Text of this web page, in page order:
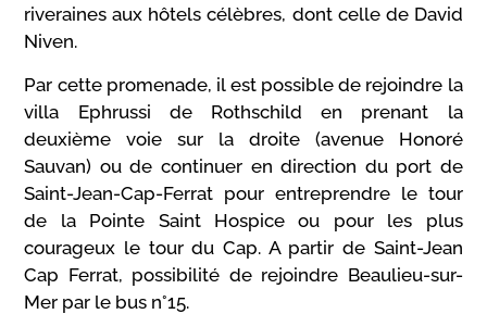
riveraines aux hôtels célèbres, dont celle de David
Niven.
Par cette promenade, il est possible de rejoindre la
villa Ephrussi de Rothschild en prenant la
deuxième voie sur la droite (avenue Honoré
Sauvan) ou de continuer en direction du port de
Saint-Jean-Cap-Ferrat pour entreprendre le tour
de la Pointe Saint Hospice ou pour les plus
courageux le tour du Cap. A partir de Saint-Jean
Cap Ferrat, possibilité de rejoindre Beaulieu-sur-
Mer par le bus n°15.